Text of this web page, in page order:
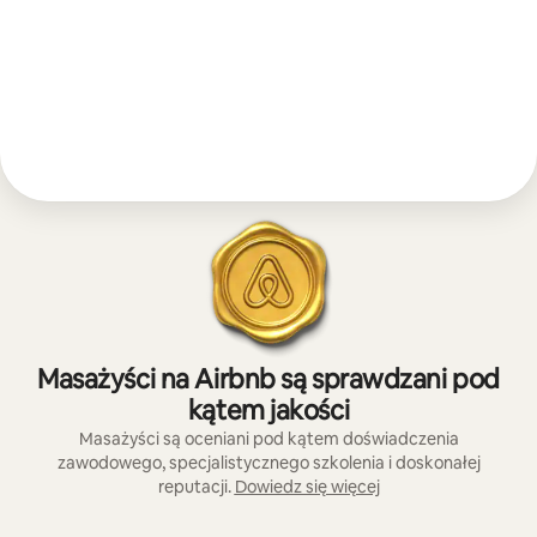
Masażyści na Airbnb są sprawdzani pod
kątem jakości
Masażyści są oceniani pod kątem doświadczenia
zawodowego, specjalistycznego szkolenia i doskonałej
reputacji. Dowiedz się więcej